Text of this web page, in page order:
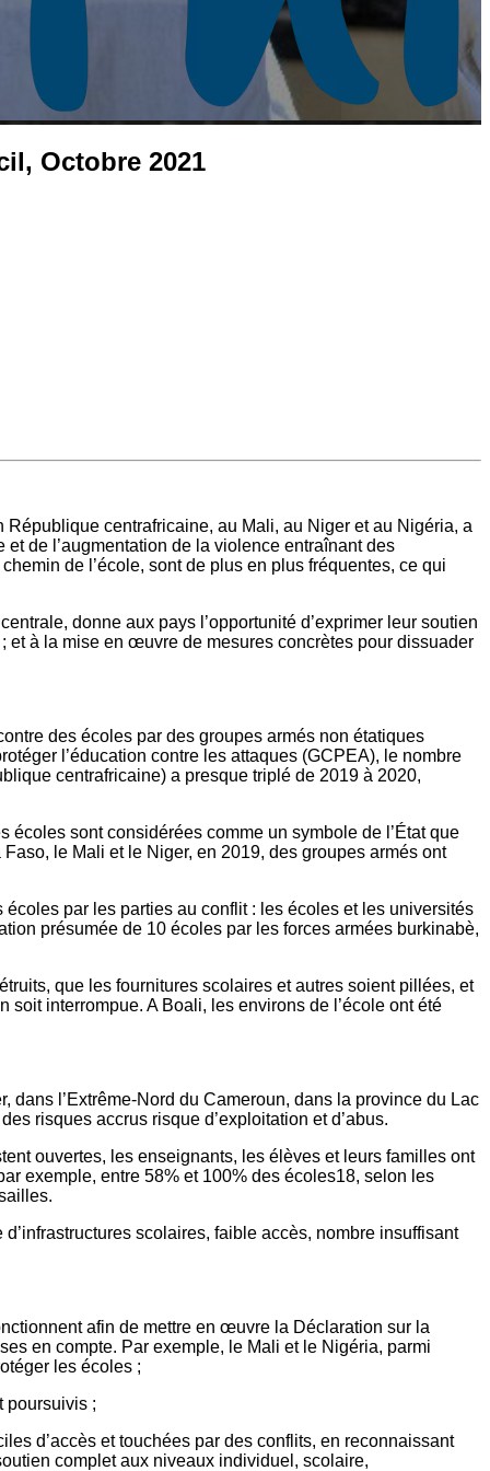
Octobre 2021
centrafricaine, au Mali, au Niger et au Nigéria, a
de l’augmentation de la violence entraînant des
de l’école, sont de plus en plus fréquentes, ce qui
donne aux pays l’opportunité d’exprimer leur soutien
et à la mise en œuvre de mesures concrètes pour dissuader
des écoles par des groupes armés non étatiques
l’éducation contre les attaques (GCPEA), le nombre
centrafricaine) a presque triplé de 2019 à 2020,
écoles sont considérées comme un symbole de l’État que
le Mali et le Niger, en 2019, des groupes armés ont
par les parties au conflit : les écoles et les universités
présumée de 10 écoles par les forces armées burkinabè,
que les fournitures scolaires et autres soient pillées, et
interrompue. A Boali, les environs de l’école ont été
dans l’Extrême-Nord du Cameroun, dans la province du Lac
risques accrus risque d’exploitation et d’abus.
ouvertes, les enseignants, les élèves et leurs familles ont
exemple, entre 58% et 100% des écoles18, selon les
scolaires, faible accès, nombre insuffisant
afin de mettre en œuvre la Déclaration sur la
en compte. Par exemple, le Mali et le Nigéria, parmi
les écoles ;
poursuivis ;
d’accès et touchées par des conflits, en reconnaissant
complet aux niveaux individuel, scolaire,